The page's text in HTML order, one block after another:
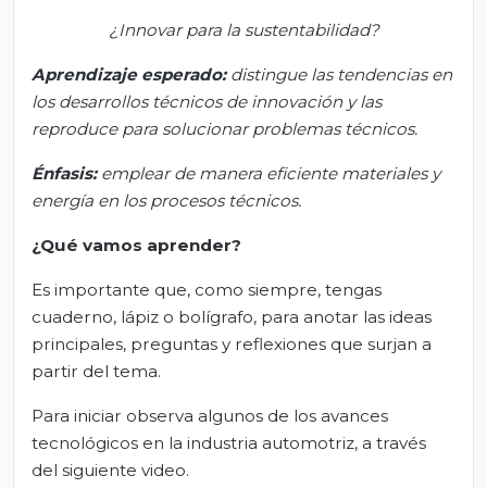
¿Innovar para la sustentabilidad?
Aprendizaje esperado: distingue las tendencias en
los desarrollos técnicos de innovación y las
reproduce para solucionar problemas técnicos.
Énfasis:emplear de manera eficiente materiales y
energía en los procesos técnicos.
¿Qué vamos aprender?
Es importante que, como siempre, tengas
cuaderno, lápiz o bolígrafo, para anotar las ideas
principales, preguntas y reflexiones que surjan a
partir del tema.
Para iniciar observa algunos de los avances
tecnológicos en la industria automotriz, a través
del siguiente video.